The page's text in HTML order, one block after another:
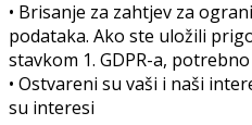
• Brisanje za zahtjev za
podataka. Ako ste uložili
stavkom 1. GDPR-a,
• Ostvareni su vaši i naši
su interesi